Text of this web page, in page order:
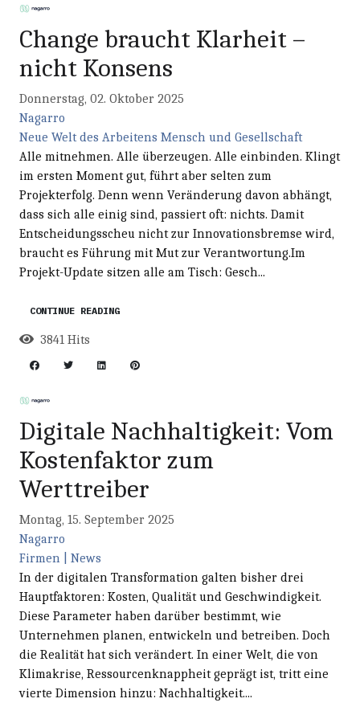
Change braucht Klarheit –
nicht Konsens
Donnerstag, 02. Oktober 2025
Nagarro
Neue Welt des Arbeitens Mensch und Gesellschaft
Alle mitnehmen. Alle überzeugen. Alle einbinden. Klingt
im ersten Moment gut, führt aber selten zum
Projekterfolg. Denn wenn Veränderung davon abhängt,
dass sich alle einig sind, passiert oft: nichts. Damit
Entscheidungsscheu nicht zur Innovationsbremse wird,
braucht es Führung mit Mut zur Verantwortung.Im
Projekt-Update sitzen alle am Tisch: Gesch...
CONTINUE READING
3841 Hits
​Digitale Nachhaltigkeit: Vom
Kostenfaktor zum
Werttreiber
Montag, 15. September 2025
Nagarro
Firmen | News
In der digitalen Transformation galten bisher drei
Hauptfaktoren: Kosten, Qualität und Geschwindigkeit.
Diese Parameter haben darüber bestimmt, wie
Unternehmen planen, entwickeln und betreiben. Doch
die Realität hat sich verändert. In einer Welt, die von
Klimakrise, Ressourcenknappheit geprägt ist, tritt eine
vierte Dimension hinzu: Nachhaltigkeit....